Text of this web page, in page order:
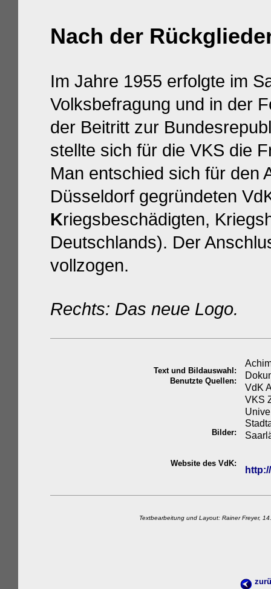
Nach der
Im Jahre 1955 erfolgte im
Volksbefragung und in der
der Beitritt zur
stellte sich für die VKS die
Man entschied sich für den
Düsseldorf gegründeten
Kriegsbeschädigten,
Deutschlands). Der
vollzogen.
Rechts: Das neue Logo.
Text und Bildauswahl:
Benutzte Quellen:
Bilder:
Website des VdK:
VdK
VKS
Textbearbeitung und Layout: Rainer Freyer,